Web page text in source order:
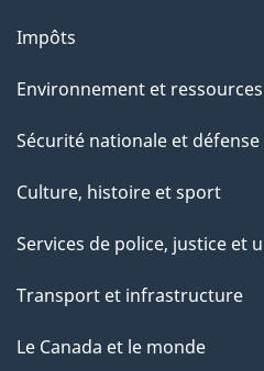
Impôts
Environnement et
Sécurité nationale et défense
Culture, histoire et sport
Services de police, justice et
Transport et infrastructure
Le Canada et le monde